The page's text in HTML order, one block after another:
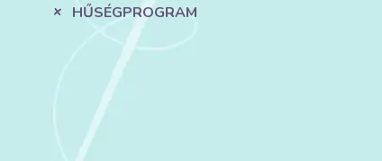
HŰSÉGPROGRAM